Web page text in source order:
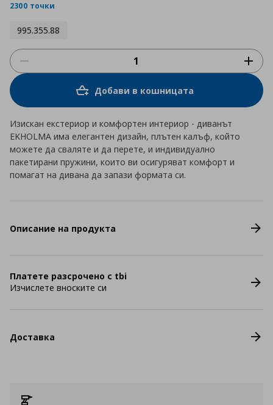
2300 точки
995.355.88
Добави в кошницата
Изискан екстериор и комфортен интериор - диванът
EKHOLMA има елегантен дизайн, плътен калъф, който
можете да сваляте и да перете, и индивидуално
пакетирани пружини, които ви осигуряват комфорт и
помагат на дивана да запази формата си.
Описание на продукта
Платете разсрочено с tbi
Изчислете вноските си
Доставка